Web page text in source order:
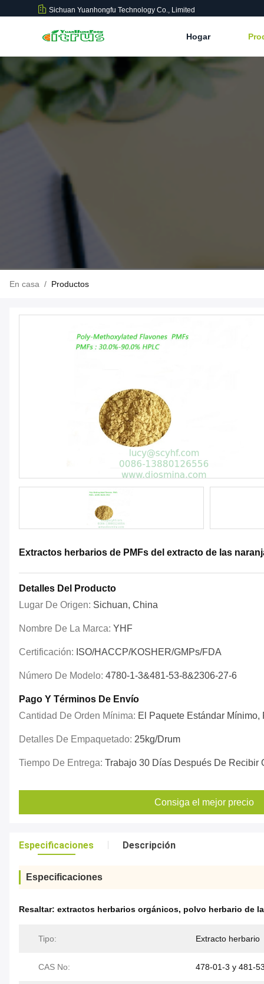
Sichuan Yuanhongfu Technology Co., Limited
Hogar
En casa / Productos
Extractos herbarios de PMFs del extracto de las
Detalles Del Producto
Lugar De Origen: Sichuan, China
Nombre De La Marca: YHF
Certificación: ISO/HACCP/KOSHER/GMPs/FDA
Número De Modelo: 4780-1-3&481-53-8&2306-27-6
Pago Y Términos De Envío
Cantidad De Orden Mínima: El Paquete Estándar Mínimo,
Detalles De Empaquetado: 25kg/drum
Tiempo De Entrega: Trabajo 30 Días Después De Recibir
Consiga el mejor precio
Especificaciones Descripción
Especificaciones
Resaltar: extractos herbarios orgánicos, polvo herbario de
Tipo: Extracto herbario
CAS No: 478-01-3 y 481-